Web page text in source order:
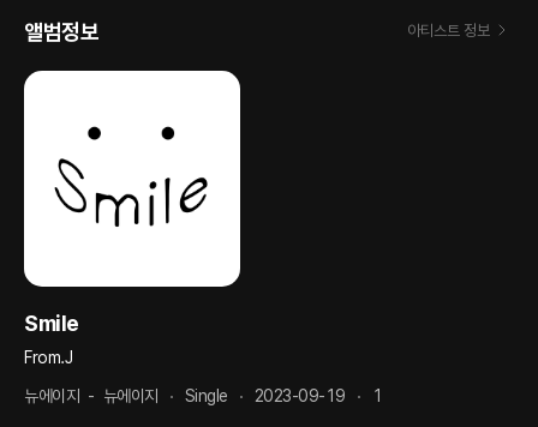
앨범정보 아티스트 정보
Smile
From.J
뉴에이지
- 뉴에이지 Single 2023-09-19 1